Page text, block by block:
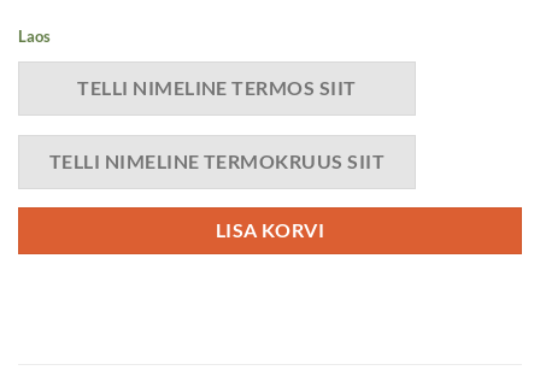
Laos
TELLI NIMELINE TERMOS SIIT
TELLI NIMELINE TERMOKRUUS SIIT
LISA KORVI